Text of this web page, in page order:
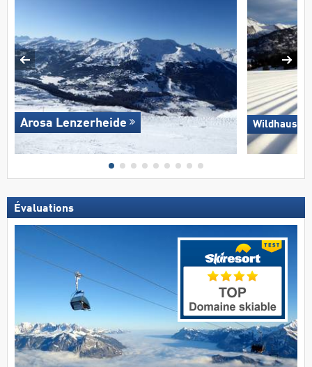
Arosa Lenzerheide Wildhaus –
Évaluations